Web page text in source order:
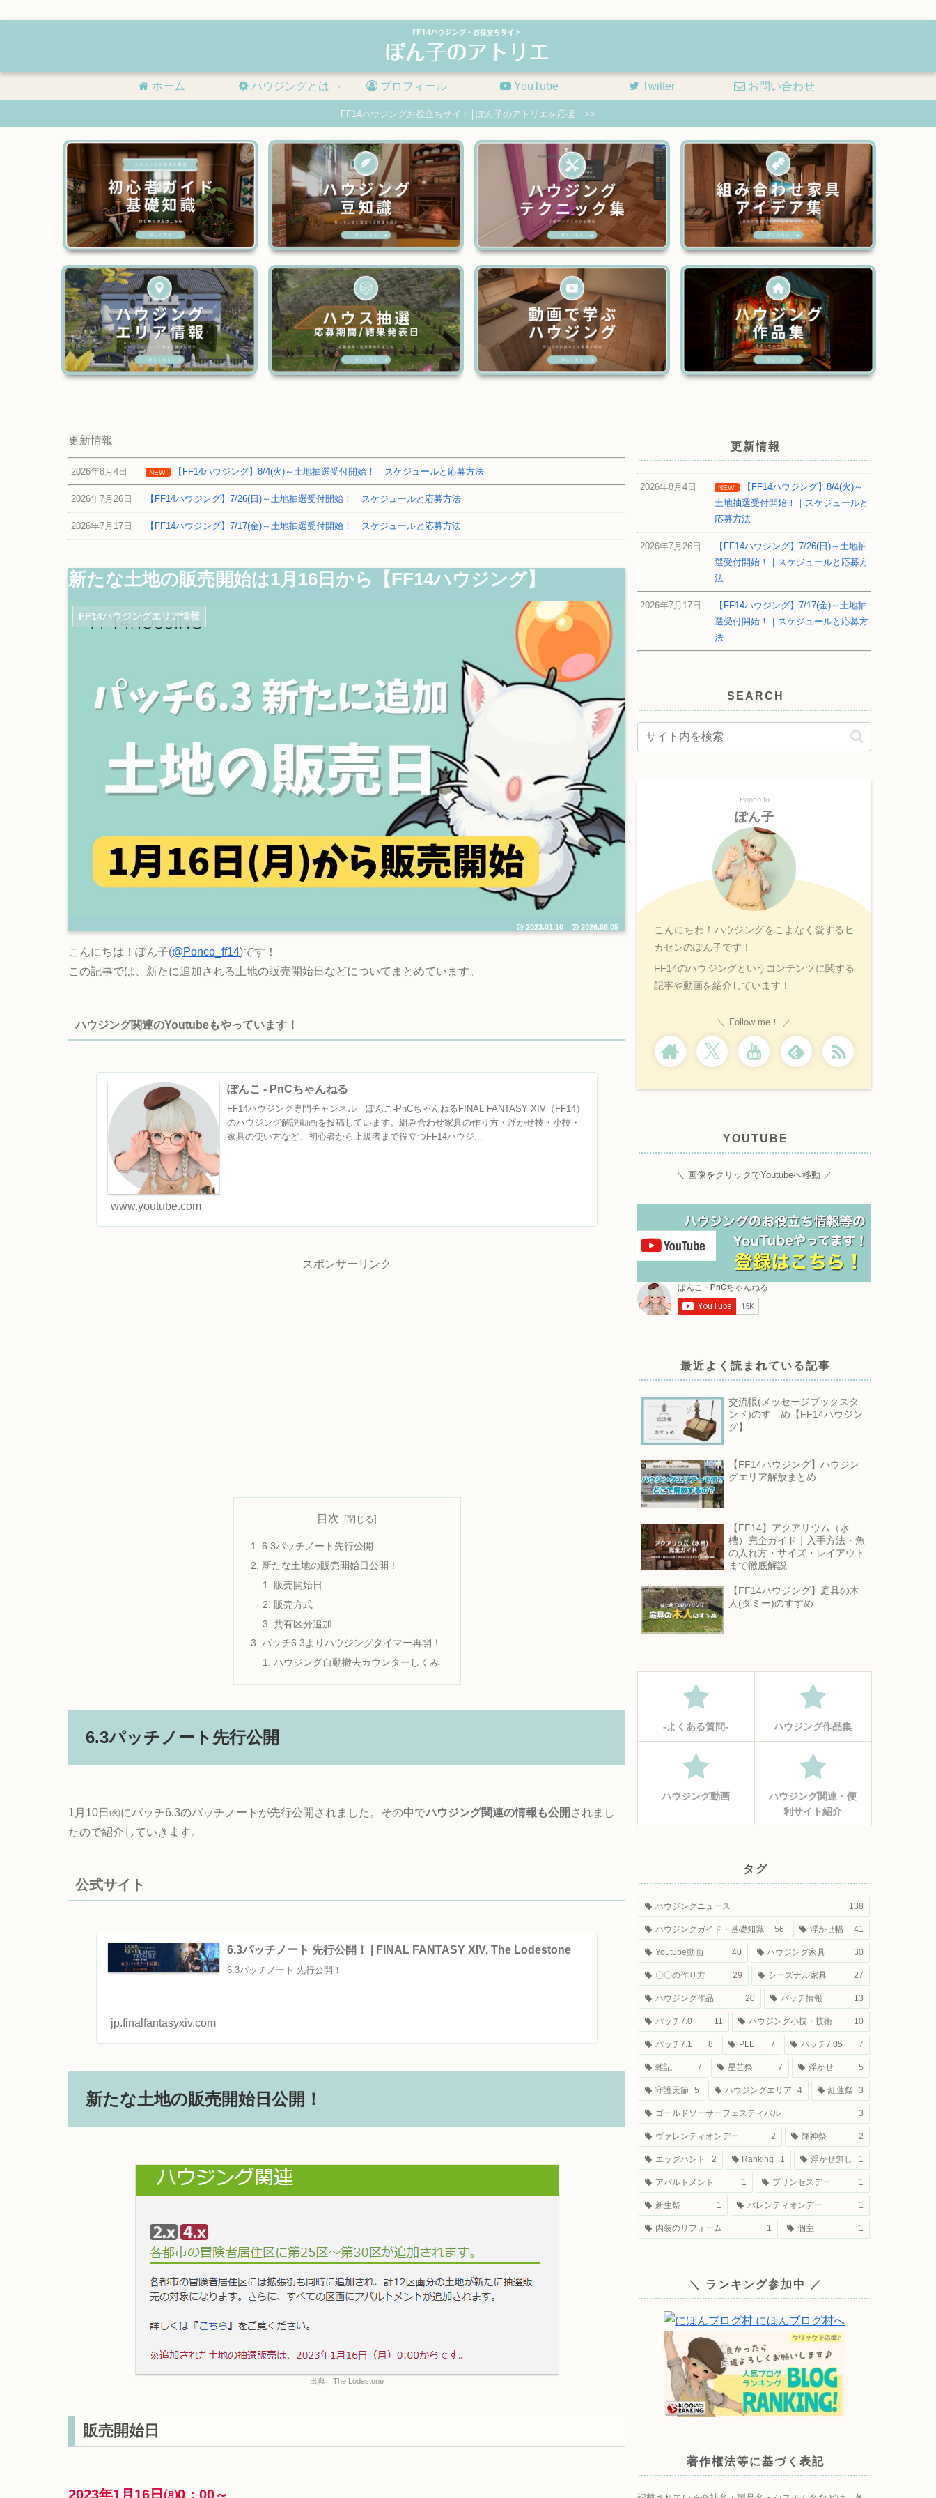
ホーム ハウジングとは プロフィール YouTube Twitter お問い合わせ
FF14ハウジングお役立ちサイト│ぽん子のアトリエを応援 >>
更新情報
2026年8月4日 NEW! 【FF14ハウジング】8/4(火)～土地抽選受付開始！｜スケジュールと応募方法
2026年7月26日 【FF14ハウジング】7/26(日)～土地抽選受付開始！｜スケジュールと応募方法
2026年7月17日 【FF14ハウジング】7/17(金)～土地抽選受付開始！｜スケジュールと応募方法
新たな土地の販売開始は1月16日から【FF14ハウジング】
FF14ハウジングエリア情報
2023.01.10 2026.08.05
こんにちは！ぽん子(@Ponco_ff14)です！
この記事では、新たに追加される土地の販売開始日などについてまとめています。
ハウジング関連のYoutubeもやっています！
ぽんこ - PnCちゃんねる
FF14ハウジング専門チャンネル｜ぽんこ‐PnCちゃんねるFINAL FANTASY XIV（FF14）
のハウジング解説動画を投稿しています。組み合わせ家具の作り方・浮かせ技・小技・
家具の使い方など、初心者から上級者まで役立つFF14ハウジ...
www.youtube.com
スポンサーリンク
目次
6.3パッチノート先行公開
新たな土地の販売開始日公開！
販売開始日
販売方式
共有区分追加
パッチ6.3よりハウジングタイマー再開！
ハウジング自動撤去カウンターしくみ
6.3パッチノート先行公開
1月10日㈫にパッチ6.3のパッチノートが先行公開されました。その中でハウジング関連の情報も公開 されまし
たので紹介していきます。
公式サイト
6.3パッチノート 先行公開！ | FINAL FANTASY XIV, The Lodestone
6.3パッチノート 先行公開！
jp.finalfantasyxiv.com
新たな土地の販売開始日公開！
出典 The Lodestone
販売開始日
2023年1月16日㈪0：00～
更新情報
2026年8月4日 NEW!
【FF14ハウジング】8/4(火)～
土地抽選受付開始！｜スケジュールと
応募方法
2026年7月26日
【FF14ハウジング】7/26(日)～土地抽
選受付開始！｜スケジュールと応募方
法
2026年7月17日
【FF14ハウジング】7/17(金)～土地抽
選受付開始！｜スケジュールと応募方
法
SEARCH
Ponco tu
ぽん子
こんにちわ！ハウジングをこよなく愛するヒ
カセンのぽん子です！
FF14のハウジングというコンテンツに関する
記事や動画を紹介しています！
Follow me！
YOUTUBE
＼ 画像をクリックでYoutubeへ移動 ／
最近よく読まれている記事
交流帳(メッセージブックスタ
ンド)のすゝめ【FF14ハウジン
グ】
【FF14ハウジング】ハウジン
グエリア解放まとめ
【FF14】アクアリウム（水
槽）完全ガイド｜入手方法・魚
の入れ方・サイズ・レイアウト
まで徹底解説
【FF14ハウジング】庭具の木
人(ダミー)のすすめ
‐よくある質問‐ ハウジング作品集
ハウジング動画
ハウジング関連・便
利サイト紹介
タグ
ハウジングニュース 138
ハウジングガイド・基礎知識 56 浮かせ幅 41
Youtube動画 40 ハウジング家具 30
〇〇の作り方 29 シーズナル家具 27
ハウジング作品 20 パッチ情報 13
パッチ7.0 11 ハウジング小技・技術 10
パッチ7.1 8 PLL 7 パッチ7.05 7
雑記 7 星芒祭 7 浮かせ 5
守護天節 5 ハウジングエリア 4 紅蓮祭 3
ゴールドソーサーフェスティバル 3
ヴァレンティオンデー 2 降神祭 2
エッグハント 2 Ranking 1 浮かせ無し 1
アパルトメント 1 プリンセスデー 1
新生祭 1 バレンティオンデー 1
内装のリフォーム 1 個室 1
＼ ランキング参加中 ／
著作権法等に基づく表記